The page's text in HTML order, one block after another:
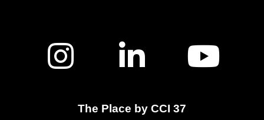
The Place by CCI 37